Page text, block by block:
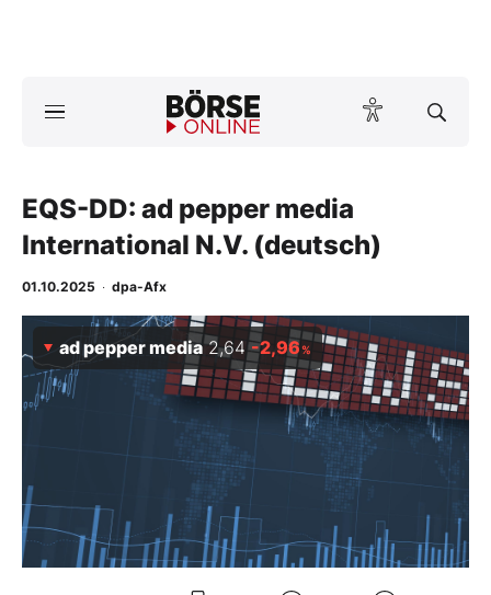
ktuelle Ausgabe BÖRSE ONLINE lesen
News
Anlageprodukte
Finanz-Check
Abo & Shop
BO-Musterdepots
Mein B:O
EQS-DD: ad pepper media
International N.V. (deutsch)
01.10.2025 · dpa-Afx
ad pepper media 2,64 -2,96%